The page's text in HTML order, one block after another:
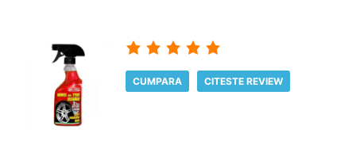
CUMPARA CITESTE REVIEW